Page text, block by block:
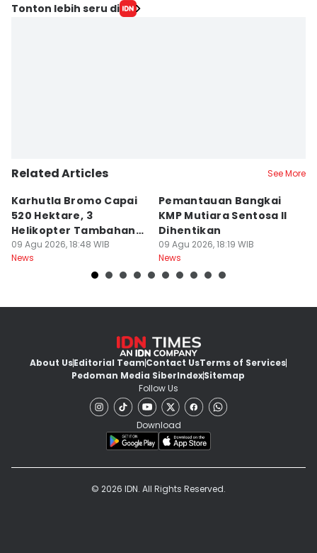
Tonton lebih seru di
Related Articles See More
Karhutla Bromo Capai
520 Hektare, 3
Helikopter Tambahan
Diterjunkan
09 Agu 2026, 18:48 WIB
News
Pemantauan Bangkai
KMP Mutiara Sentosa II
Dihentikan
09 Agu 2026, 18:19 WIB
News
About UsEditorial TeamContact UsTerms of Services
Pedoman Media SiberIndexSitemap
Follow Us
Download
© 2026 IDN. All Rights Reserved.